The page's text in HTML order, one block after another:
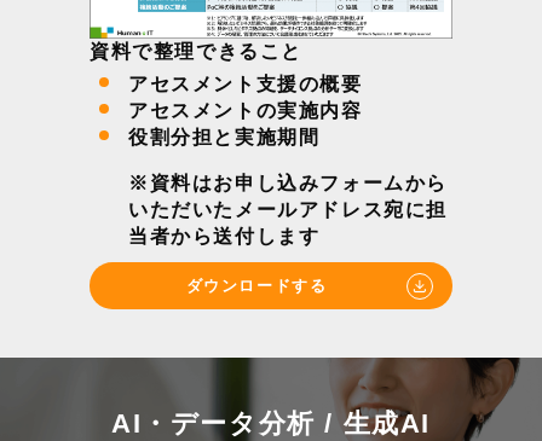
資料で整理できること
アセスメント支援の概要
アセスメントの実施内容
役割分担と実施期間
※資料はお申し込みフォームから
いただいたメールアドレス宛に担
当者から送付します
ダウンロードする
AI・データ分析 / 生成AI